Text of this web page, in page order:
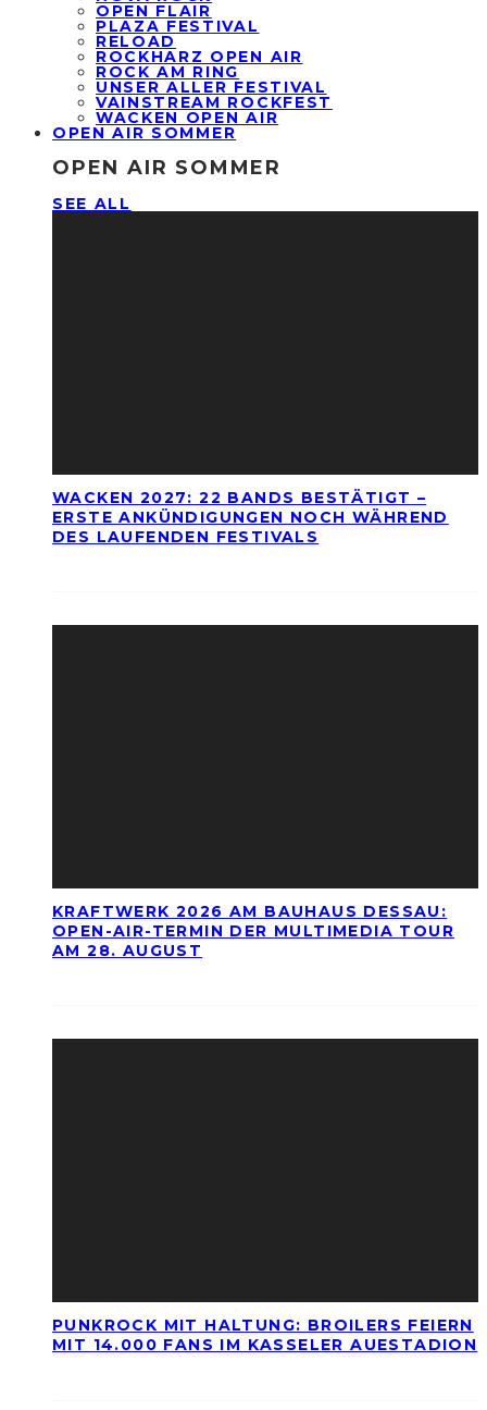
OPEN FLAIR
PLAZA FESTIVAL
RELOAD
ROCKHARZ OPEN AIR
ROCK AM RING
UNSER ALLER FESTIVAL
VAINSTREAM ROCKFEST
WACKEN OPEN AIR
OPEN AIR SOMMER
OPEN AIR SOMMER
SEE ALL
WACKEN 2027: 22 BANDS BESTÄTIGT –
ERSTE ANKÜNDIGUNGEN NOCH WÄHREND
DES LAUFENDEN FESTIVALS
KRAFTWERK 2026 AM BAUHAUS DESSAU:
OPEN-AIR-TERMIN DER MULTIMEDIA TOUR
AM 28. AUGUST
PUNKROCK MIT HALTUNG: BROILERS FEIERN
MIT 14.000 FANS IM KASSELER AUESTADION